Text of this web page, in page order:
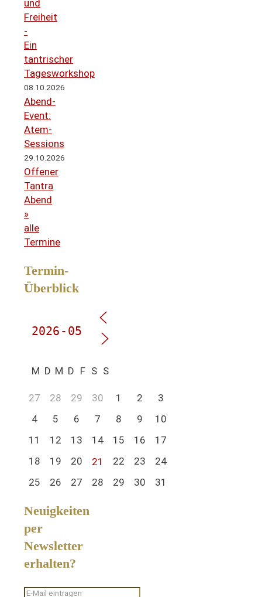
und
Freiheit
-
Ein
tantrischer
Tagesworkshop
08.10.2026
Abend-
Event:
Atem-
Sessions
29.10.2026
Offener
Tantra
Abend
»
alle
Termine
Termin-
Überblick
M D M D F S S
27 28 29 30 1 2
3
4
5 6 7 8 9
10
11
12 13 14 15 16
17
18
19 20 21 22 23
24
25
26 27 28 29 30 31
Neuigkeiten
per
Newsletter
erhalten?